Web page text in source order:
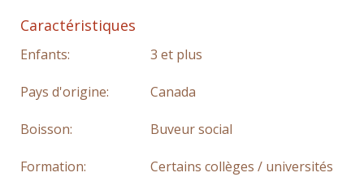
Caractéristiques
Enfants: 3 et plus
Pays d'origine: Canada
Boisson: Buveur social
Formation: Certains collèges / universités